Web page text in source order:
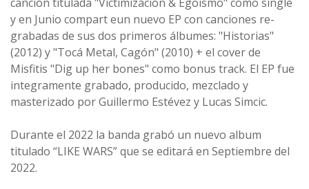
canción titulada "Victimización & Egoismo" como single
y en Junio compart eun nuevo EP con canciones re-
grabadas de sus dos primeros álbumes: "Historias"
(2012) y "Tocá Metal, Cagón" (2010) + el cover de
Misfitis "Dig up her bones" como bonus track. El EP fue
integramente grabado, producido, mezclado y
masterizado por Guillermo Estévez y Lucas Simcic.
Durante el 2022 la banda grabó un nuevo album
titulado “LIKE WARS” que se editará en Septiembre del
2022.